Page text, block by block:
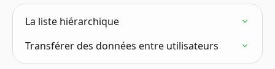
La liste hiérarchique
Transférer des données entre utilisateurs